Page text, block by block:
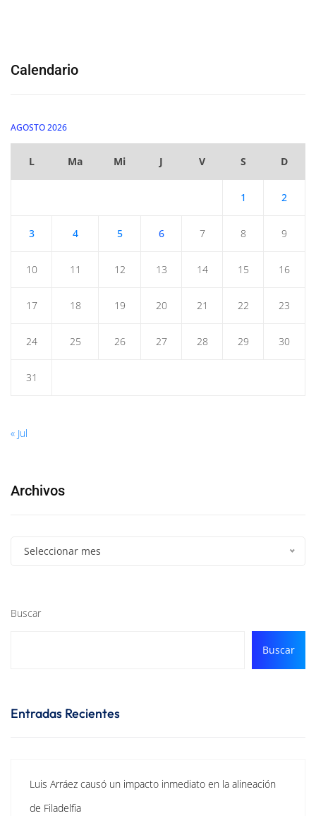
Calendario
AGOSTO 2026
L Ma Mi J V S D
1 2
3 4 5 6 7 8 9
10 11 12 13 14 15 16
17 18 19 20 21 22 23
24 25 26 27 28 29 30
31
« Jul
Archivos
Seleccionar mes
Buscar
Buscar
Entradas Recientes
Luis Arráez causó un impacto inmediato en la alineación
de Filadelfia